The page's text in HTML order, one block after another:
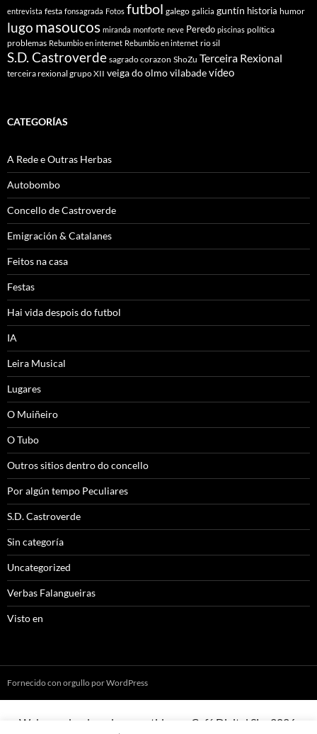
entrevista festa fonsagrada Fotos futbol galego galicia guntín historia humor
lugo masoucos miranda monforte neve Peredo piscinas política
problemas Rebumbio en internet Rebumbio en internet rio sil
S.D. Castroverde sagrado corazon ShoZu Terceira Rexional
terceira rexional grupo XII veiga do olmovilabadevídeo
CATEGORÍAS
A Rede e Outras Herbas
Autobombo
Concello de Castroverde
Emigración & Catalanes
Feitos na casa
Festas
Hai vida despois do futbol
IA
Leira Musical
Lugares
O Muiñeiro
O Tubo
Outros sitios dentro do concello
Por algún tempo Peculiares
S.D. Castroverde
Sin categoría
Uncategorized
Verbas Falangueiras
Visto en
Fornecido con orgullo por WordPress
Web creada, aloxada e mantida por Café Dixital SL - 2026.